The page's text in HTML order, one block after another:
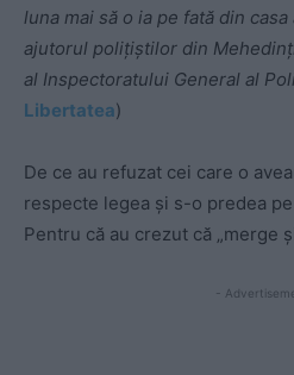
luna mai să o ia pe fată din
ajutorul polițiștilor din
al Inspectoratului General al
Libertatea)
De ce au refuzat cei care o
respecte legea şi s-o predea
Pentru că au crezut că „merge
-